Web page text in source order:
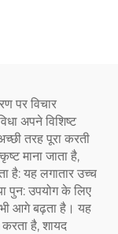
पर विचार
अपने विशिष्ट
तरह पूरा करती
माना जाता है,
है: यह लगातार उच्च
पुन: उपयोग के लिए
आगे बढ़ता है। यह
है, शायद